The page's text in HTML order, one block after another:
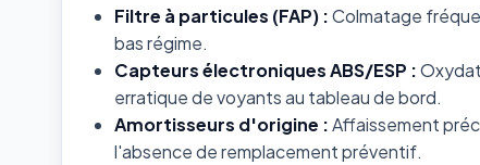
Filtre à particules (FAP) :Colmatage
bas régime.
Capteurs électroniques ABS/ESP :
erratique de voyants au tableau de bord.
Amortisseurs d'origine :Affaissement
l'absence de remplacement préventif.